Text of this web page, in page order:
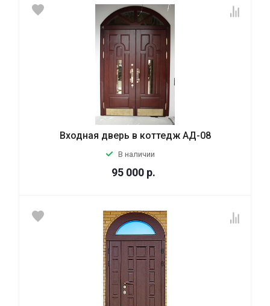
Входная дверь в коттедж АД-08
В наличии
95 000 р.